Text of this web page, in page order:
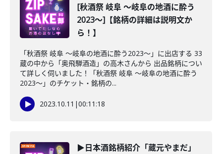
[秋酒祭 岐阜 ～岐阜の地酒に酔う
2023～]【銘柄の詳細は説明文か
ら！】
「秋酒祭 岐阜 ～岐阜の地酒に酔う2023～」に出店する 33
蔵の中から「奥飛騨酒造」の高木さんから 出品銘柄につい
て詳しく伺いました！「秋酒祭 岐阜 ～岐阜の地酒に酔う
2023～」のチケット・銘柄の...
2023.10.11 |00:11:18
▶日本酒銘柄紹介「蔵元やまだ」